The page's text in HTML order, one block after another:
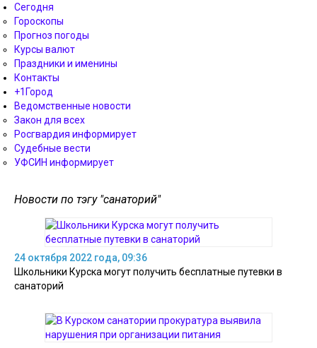
Сегодня
Гороскопы
Прогноз погоды
Курсы валют
Праздники и именины
Контакты
+1Город
Ведомственные новости
Закон для всех
Росгвардия информирует
Судебные вести
УФСИН информирует
Новости по тэгу "санаторий"
24 октября 2022 года, 09:36
Школьники Курска могут получить бесплатные путевки в
санаторий